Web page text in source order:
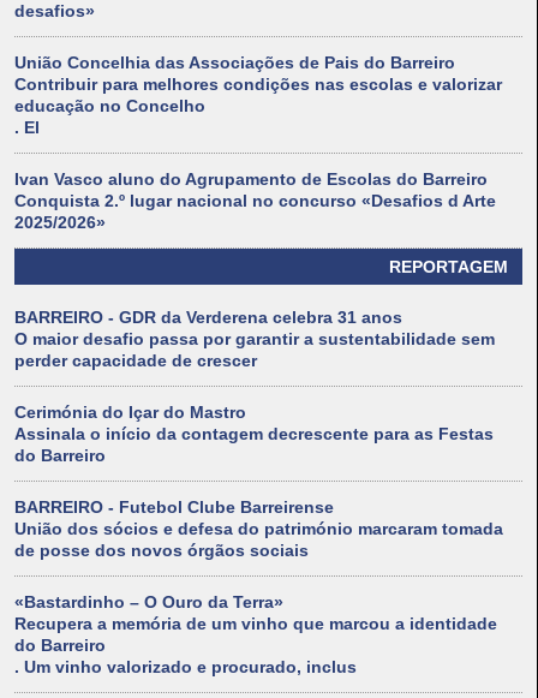
desafios»
União Concelhia das Associações de Pais do Barreiro
Contribuir para melhores condições nas escolas e valorizar
educação no Concelho
. El
Ivan Vasco aluno do Agrupamento de Escolas do Barreiro
Conquista 2.º lugar nacional no concurso «Desafios d Arte
2025/2026»
REPORTAGEM
BARREIRO - GDR da Verderena celebra 31 anos
O maior desafio passa por garantir a sustentabilidade sem
perder capacidade de crescer
Cerimónia do Içar do Mastro
Assinala o início da contagem decrescente para as Festas
do Barreiro
BARREIRO - Futebol Clube Barreirense
União dos sócios e defesa do património marcaram tomada
de posse dos novos órgãos sociais
«Bastardinho – O Ouro da Terra»
Recupera a memória de um vinho que marcou a identidade
do Barreiro
. Um vinho valorizado e procurado, inclus